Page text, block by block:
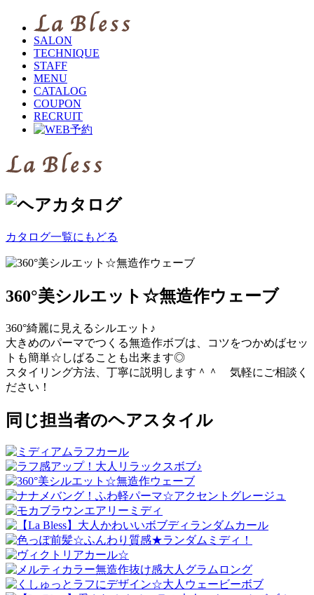
SALON
TECHNIQUE
STAFF
MENU
CATALOG
COUPON
RECRUIT
カタログ一覧にもどる
360°美シルエット☆無造作ウェーブ
360°綺麗に見えるシルエット♪
大きめのパーマでつくる無造作ボブは、コツをつかめばセッ
トも簡単☆しばることも出来ます◎
スタイリング方法、丁寧に説明します＾＾ 気軽にご相談く
ださい！
同じ担当者のヘアスタイル